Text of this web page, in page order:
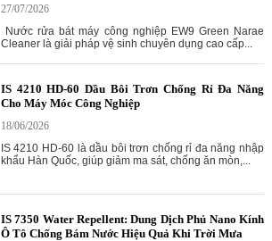
27/07/2026
Nước rửa bát máy công nghiệp EW9 Green Narae
Cleaner là giải pháp vệ sinh chuyên dụng cao cấp...
IS 4210 HD-60 Dầu Bôi Trơn Chống Rỉ Đa Năng
Cho Máy Móc Công Nghiệp
18/06/2026
IS 4210 HD-60 là dầu bôi trơn chống rỉ đa năng nhập
khẩu Hàn Quốc, giúp giảm ma sát, chống ăn mòn,...
IS 7350 Water Repellent: Dung Dịch Phủ Nano Kính
Ô Tô Chống Bám Nước Hiệu Quả Khi Trời Mưa